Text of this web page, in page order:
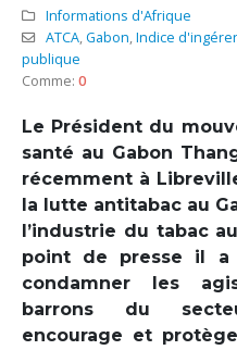
Informations d'Afrique
ATCA,Gabon,Indice
publique
Comme: 0
Le Président du
santé au Gabon
récemment à
la lutte antitabac au
l’industrie du tabac
point de presse il a
condamner les
barrons du
encourage et